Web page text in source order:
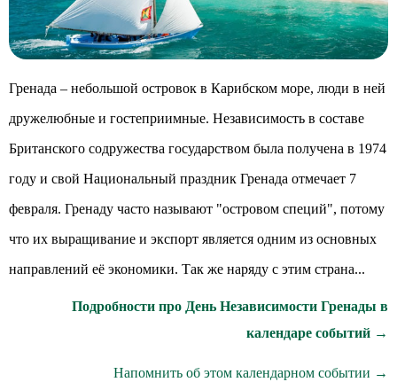
Гренада – небольшой островок в Карибском море, люди в ней
дружелюбные и гостеприимные. Независимость в составе
Британского содружества государством была получена в 1974
году и свой Национальный праздник Гренада отмечает 7
февраля. Гренаду часто называют "островом специй", потому
что их выращивание и экспорт является одним из основных
направлений её экономики. Так же наряду с этим страна...
Подробности про День Независимости Гренады в
календаре событий →
Напомнить об этом календарном событии →